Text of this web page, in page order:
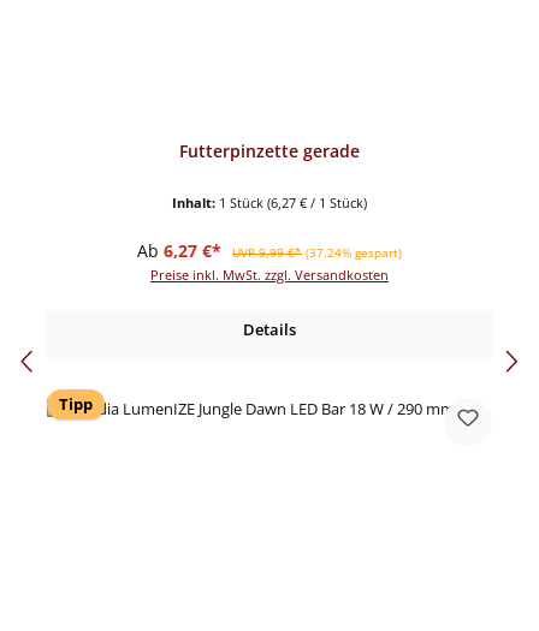
Futterpinzette gerade
Inhalt: 1 Stück (6,27 € / 1 Stück)
Verkaufspreis:
Ab 6,27 €* Regulärer Preis:
UVP 9,99 €* (37.24% gespart)
Preise inkl. MwSt. zzgl. Versandkosten
Details
Tipp